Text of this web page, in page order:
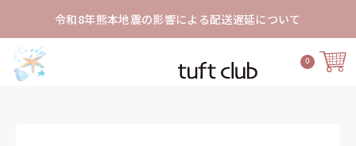
令和8年熊本地震の影響による配送遅延について
0